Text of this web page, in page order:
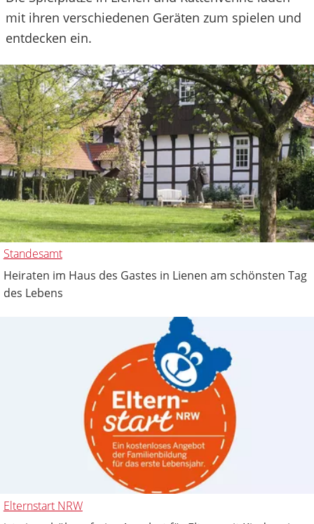
mit ihren verschiedenen Geräten zum spielen und
entdecken ein.
Standesamt
Heiraten im Haus des Gastes in Lienen am schönsten Tag
des Lebens
Elternstart NRW